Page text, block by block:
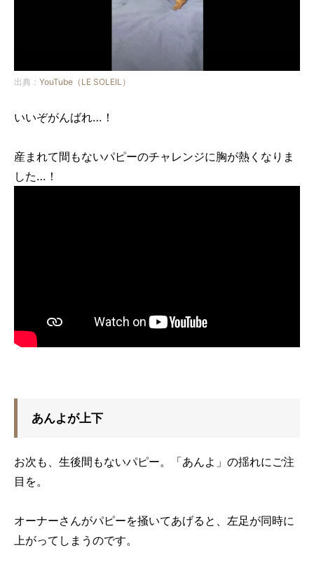
出典： YouTube（LE SOLEIL）
いいぞがんばれ…！
産まれて間もないパピーのチャレンジに胸が熱くなりま
した…！
あんよが上下
お次も、生後間もないパピー。「あんよ」の揺れにご注
目を。
オーナーさんがパピーを掻いてあげると、左足が同時に
上がってしまうのです。